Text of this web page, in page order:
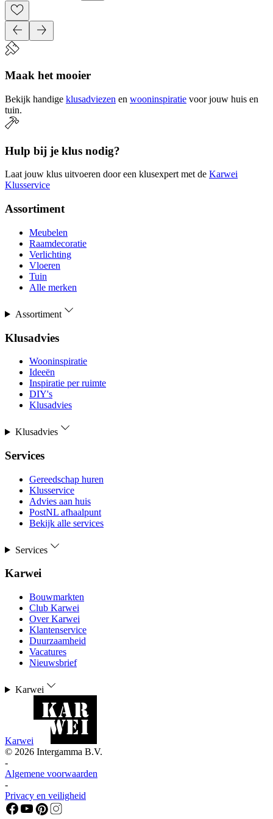
Maak het mooier
Bekijk handige klusadviezen en wooninspiratie voor jouw huis en
tuin.
Hulp bij je klus nodig?
Laat jouw klus uitvoeren door een klusexpert met de Karwei
Klusservice
Assortiment
Meubelen
Raamdecoratie
Verlichting
Vloeren
Tuin
Alle merken
Assortiment
Klusadvies
Wooninspiratie
Ideeën
Inspiratie per ruimte
DIY's
Klusadvies
Klusadvies
Services
Gereedschap huren
Klusservice
Advies aan huis
PostNL afhaalpunt
Bekijk alle services
Services
Karwei
Bouwmarkten
Club Karwei
Over Karwei
Klantenservice
Duurzaamheid
Vacatures
Nieuwsbrief
Karwei
Karwei
© 2026 Intergamma B.V.
-
Algemene voorwaarden
-
Privacy en veiligheid